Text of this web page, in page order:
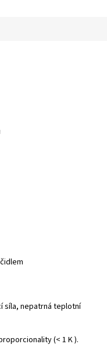
síla, nepatrná teplotní
(< 1 K ).